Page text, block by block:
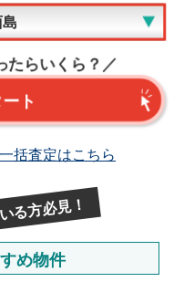
たらいくら？／
ト
括査定はこちら
る方必見！
め物件